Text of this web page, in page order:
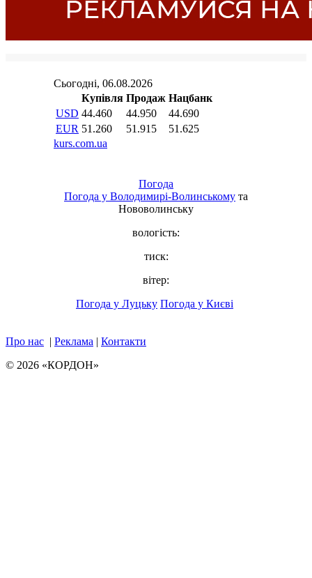
Погода
Погода у Володимирі-Волинському та
Нововолинську
вологість:
тиск:
вітер:
Погода у Луцьку Погода у Києві
Про нас | Реклама | Контакти
© 2026 «КОРДОН»